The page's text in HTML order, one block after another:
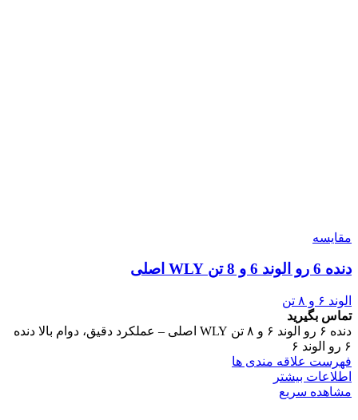
مقایسه
دنده 6 رو الوند 6 و 8 تن WLY اصلی
الوند ۶ و ۸ تن
تماس بگیرید
دنده ۶ رو الوند ۶ و ۸ تن WLY اصلی – عملکرد دقیق، دوام بالا دنده
۶ رو الوند ۶
فهرست علاقه مندی ها
اطلاعات بیشتر
مشاهده سریع